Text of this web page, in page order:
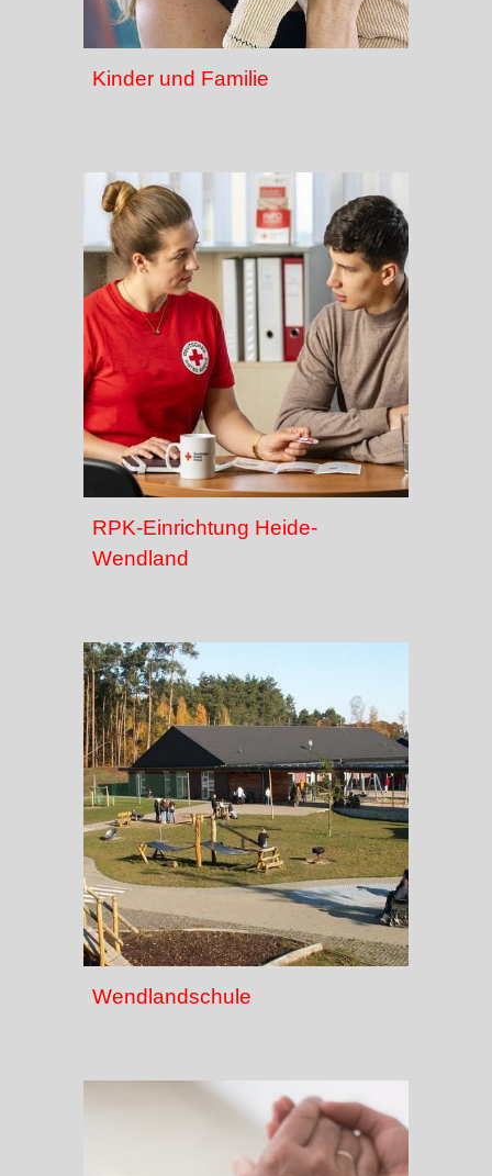
Kinder und Familie
RPK-Einrichtung Heide-
Wendland
Wendlandschule